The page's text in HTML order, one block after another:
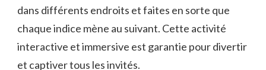
dans différents⁤ endroits ⁣et⁣ faites⁤ en sorte que‍
chaque indice ‌mène au ⁣suivant. ⁤Cette activité
interactive et⁣ immersive est garantie pour divertir
⁢et captiver⁤ tous⁤ les invités.